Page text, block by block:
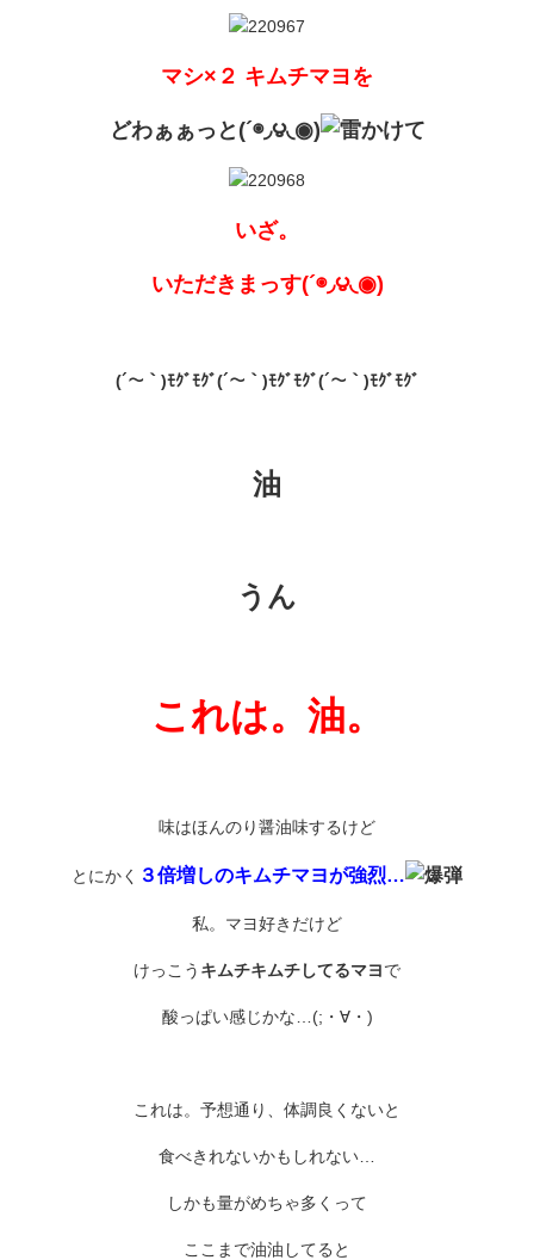
マシ×２ キムチマヨを
どわぁぁっと(´◉◞౪◟◉) かけて
いざ。
いただきまっす(´◉◞౪◟◉)
(´～｀)ﾓｸﾞﾓｸﾞ(´～｀)ﾓｸﾞﾓｸﾞ(´～｀)ﾓｸﾞﾓｸﾞ
油
うん
これは。油。
味はほんのり醤油味するけど
とにかく ３倍増しのキムチマヨが強烈…
私。マヨ好きだけど
けっこう キムチキムチしてるマヨで
酸っぱい感じかな…(;・∀・)
これは。予想通り、体調良くないと
食べきれないかもしれない…
しかも量がめちゃ多くって
ここまで油油してると